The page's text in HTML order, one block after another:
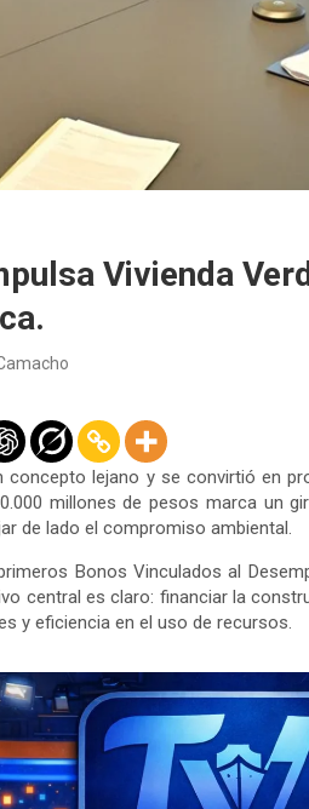
Vivienda
concepto lejano y se convirtió en
millones de pesos marca un
de lado el compromiso ambiental.
Bonos Vinculados al
central es claro: financiar la
y eficiencia en el uso de recursos.